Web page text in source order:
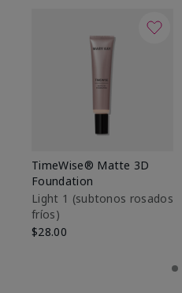
TimeWise® Matte 3D
Foundation
Light 1​ (subtonos rosados
fríos)
$28.00